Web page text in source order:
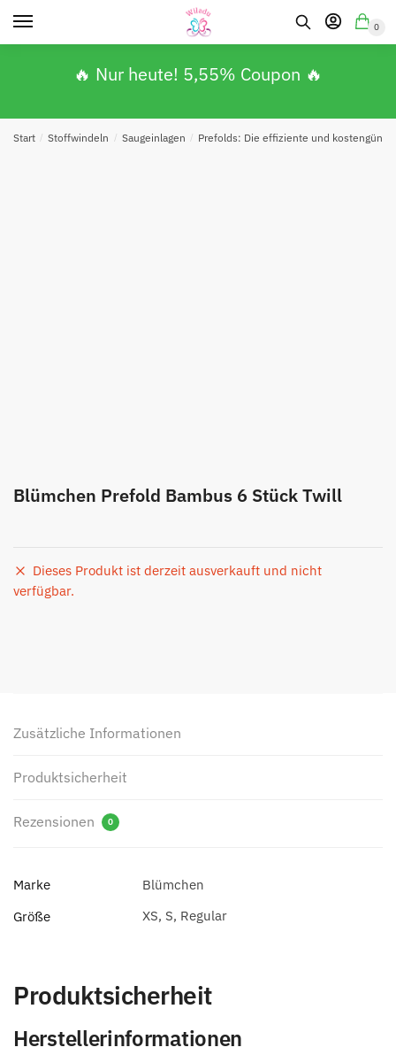
0
🔥 Nur heute! 5,55% Coupon 🔥
Start / Stoffwindeln / Saugeinlagen / Prefolds: Die effiziente und
Blümchen Prefold Bambus 6 Stück Twill
Dieses Produkt ist derzeit ausverkauft und nicht
verfügbar.
Zusätzliche Informationen
Produktsicherheit
Rezensionen 0
Marke
Blümchen
Größe
XS, S, Regular
Produktsicherheit
Herstellerinformationen